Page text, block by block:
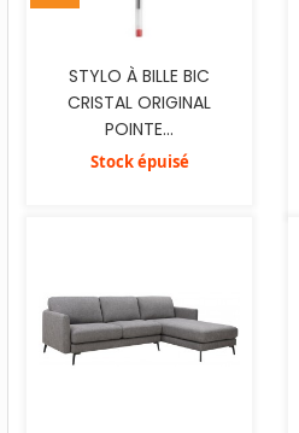
STYLO À BILLE BIC
CRISTAL ORIGINAL
POINTE...
Stock épuisé